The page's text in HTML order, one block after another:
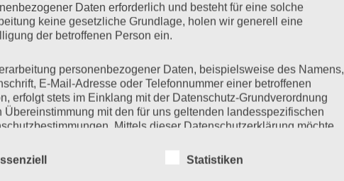
Daten erforderlich und besteht für eine solche
keine gesetzliche Grundlage, holen wir generell eine
der betroffenen Person ein.
personenbezogener Daten, beispielsweise des Namens,
E-Mail-Adresse oder Telefonnummer einer betroffenen
erfolgt stets im Einklang mit der Datenschutz-Grundverordnung
Übereinstimmung mit den für uns geltenden landesspezifischen
Mittels dieser Datenschutzerklärung möchte
genutzten und verarbeiteten personenbezogenen Daten
Statistiken